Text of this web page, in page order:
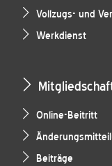
Vollzugs- und
Werkdienst
Online-Beitritt
Beiträge